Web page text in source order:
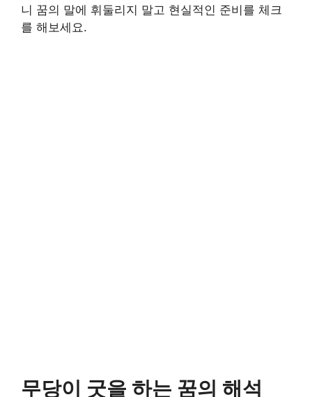
니 꿈의 말에 휘둘리지 말고 현실적인 준비를 체크
를 해보세요.
무당이 굿을 하는 꿈의 해석